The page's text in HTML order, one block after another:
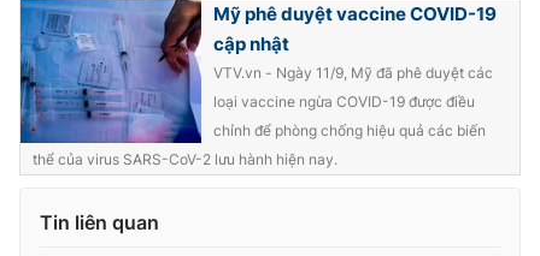
Mỹ phê duyệt vaccine COVID-19
cập nhật
VTV.vn - Ngày 11/9, Mỹ đã phê duyệt các
loại vaccine ngừa COVID-19 được điều
chỉnh để phòng chống hiệu quả các biến
thể của virus SARS-CoV-2 lưu hành hiện nay.
Tin liên quan